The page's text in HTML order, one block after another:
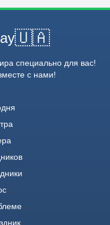
🇺🇦
специально для вас!
с нами!